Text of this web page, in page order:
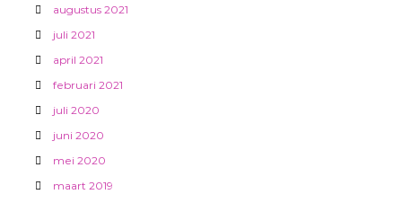
augustus 2021
juli 2021
april 2021
februari 2021
juli 2020
juni 2020
mei 2020
maart 2019